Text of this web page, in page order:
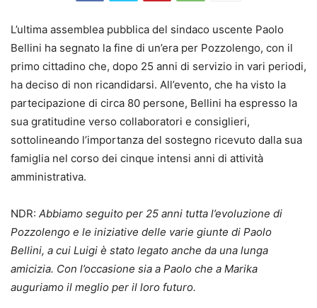
L’ultima assemblea pubblica del sindaco uscente Paolo
Bellini ha segnato la fine di un’era per Pozzolengo, con il
primo cittadino che, dopo 25 anni di servizio in vari periodi,
ha deciso di non ricandidarsi. All’evento, che ha visto la
partecipazione di circa 80 persone, Bellini ha espresso la
sua gratitudine verso collaboratori e consiglieri,
sottolineando l’importanza del sostegno ricevuto dalla sua
famiglia nel corso dei cinque intensi anni di attività
amministrativa.
NDR: Abbiamo seguito per 25 anni tutta l’evoluzione di
Pozzolengo e le iniziative delle varie giunte di Paolo
Bellini, a cui Luigi è stato legato anche da una lunga
amicizia. Con l’occasione sia a Paolo che a Marika
auguriamo il meglio per il loro futuro.